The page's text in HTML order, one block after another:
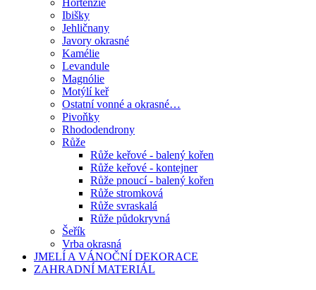
Hortenzie
Ibišky
Jehličnany
Javory okrasné
Kamélie
Levandule
Magnólie
Motýlí keř
Ostatní vonné a okrasné…
Pivoňky
Rhododendrony
Růže
Růže keřové - balený kořen
Růže keřové - kontejner
Růže pnoucí - balený kořen
Růže stromková
Růže svraskalá
Růže půdokryvná
Šeřík
Vrba okrasná
JMELÍ A VÁNOČNÍ DEKORACE
ZAHRADNÍ MATERIÁL